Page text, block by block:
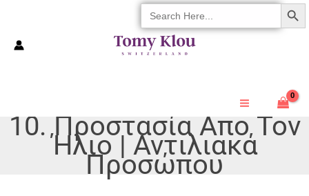
Search
For:
SEARCH
Περιεχόμενο
10. Προστασία Απο Τον
Ήλιο | Αντιλιακά
Προσώπου